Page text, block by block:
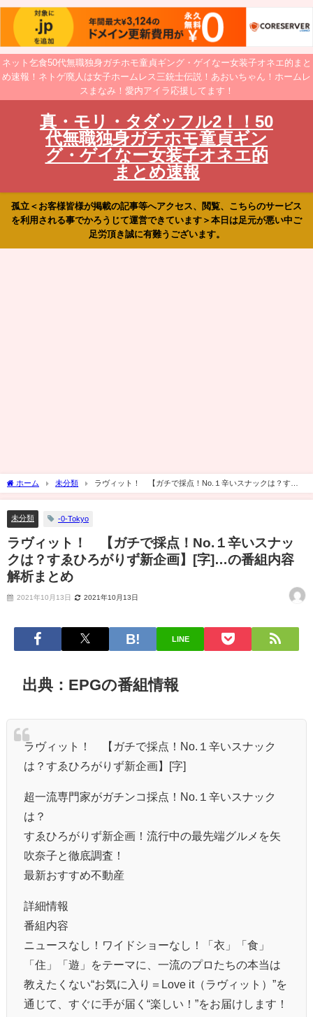
ネット乞食50代無職独身ガチホモ童貞ギング・ゲイなー女装子オネエ的まと
め速報！ネトゲ廃人は女子ホームレス三銃士伝説！あおいちゃん！ホームレ
スまなみ！愛内アイラ応援してます！
真・モリ・タダッフル2！！50
代無職独身ガチホモ童貞ギン
グ・ゲイなー女装子オネエ的
まとめ速報
孤立＜お客様皆様が掲載の記事等へアクセス、閲覧、こちらのサービス
を利用される事でかろうじて運営できています＞本日は足元が悪い中ご
足労頂き誠に有難うございます。
ホーム 未分類
ラヴィット！ 【ガチで採点！No.１辛いスナックは？すゑ
ひろがりず新企画】[字]…の番組内容解析まとめ
未分類 -0-Tokyo
ラヴィット！ 【ガチで採点！No.１辛いスナッ
クは？すゑひろがりず新企画】[字]…の番組内容
解析まとめ
2021年10月13日 2021年10月13日
LINE
出典：EPGの番組情報
ラヴィット！ 【ガチで採点！No.１辛いスナック
は？すゑひろがりず新企画】[字]
超一流専門家がガチンコ採点！No.１辛いスナック
は？
すゑひろがりず新企画！流行中の最先端グルメを矢
吹奈子と徹底調査！
最新おすすめ不動産
詳細情報
番組内容
ニュースなし！ワイドショーなし！「衣」「食」
「住」「遊」をテーマに、一流のプロたちの本当は
教えたくない“お気に入り＝Love it（ラヴィット）”を
通じて、すぐに手が届く“楽しい！”をお届けします！